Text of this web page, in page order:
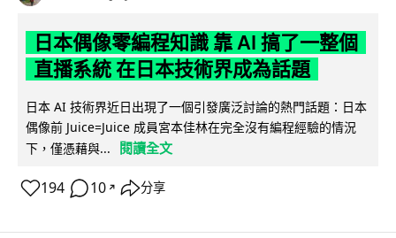
日本偶像零編程知識 靠 AI 搞了一整個
直播系統 在日本技術界成為話題
日本 AI 技術界近日出現了一個引發廣泛討論的熱門話題：日本
偶像前 Juice=Juice 成員宮本佳林在完全沒有編程經驗的情況
下，僅憑藉與...
閱讀全文
194 10 ↗ 分享